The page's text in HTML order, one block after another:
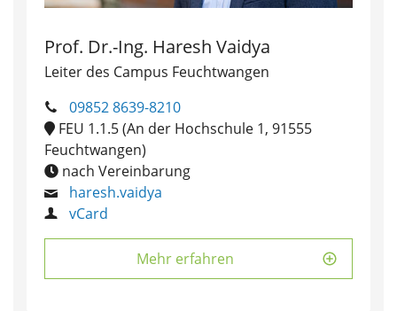
Prof. Dr.-Ing. Haresh Vaidya
Leiter des Campus Feuchtwangen
09852 8639-8210
FEU 1.1.5 (An der Hochschule 1, 91555
Feuchtwangen)
nach Vereinbarung
haresh.vaidya
vCard
Mehr erfahren